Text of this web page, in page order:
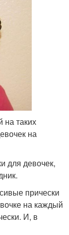
на таких
на
для девочек,
прически
на каждый
И, в